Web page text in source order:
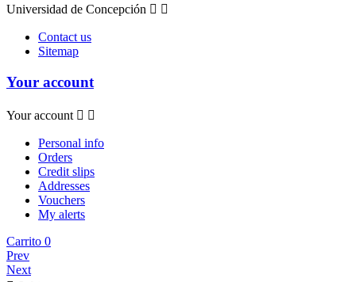
Universidad de Concepción  
Contact us
Sitemap
Your account
Your account  
Personal info
Orders
Credit slips
Addresses
Vouchers
My alerts
Carrito 0
Prev
Next